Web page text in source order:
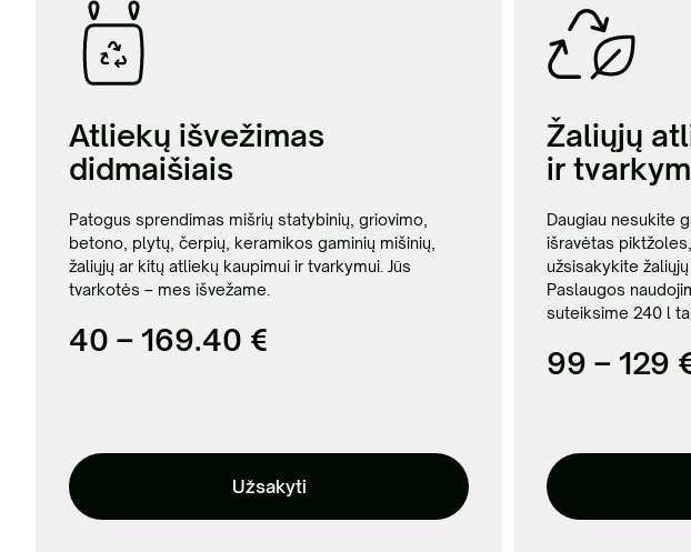
Atliekų išvežimas
didmaišiais
Patogus sprendimas mišrių statybinių, griovimo,
betono, plytų, čerpių, keramikos gaminių mišinių,
žaliųjų ar kitų atliekų kaupimui ir tvarkymui. Jūs
tvarkotės – mes išvežame.
40 – 169.40 €
Užsakyti
Žaliųjų
ir
Daugiau nesukite
išravėtas
užsisakykite
Paslaugos
suteiksime 240 l
99 – 129